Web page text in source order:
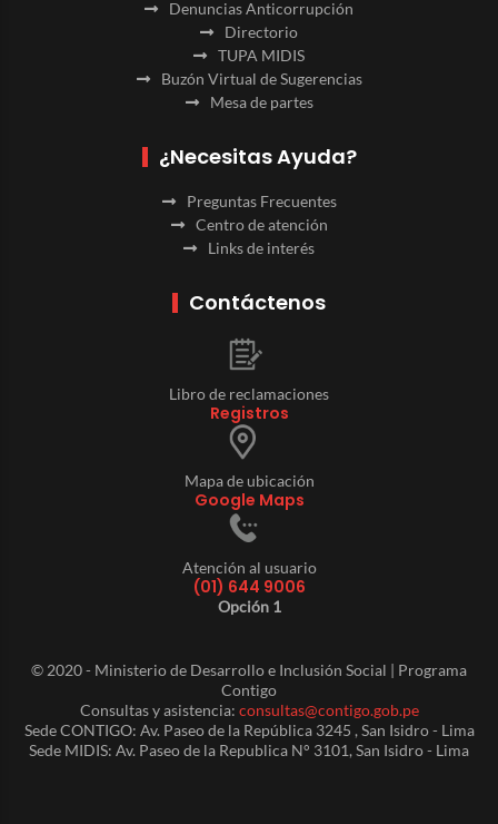
Denuncias Anticorrupción
Directorio
TUPA MIDIS
Buzón Virtual de Sugerencias
Mesa de partes
¿Necesitas Ayuda?
Preguntas Frecuentes
Centro de atención
Links de interés
Contáctenos
Libro de reclamaciones
Registros
Mapa de ubicación
Google Maps
Atención al usuario
(01) 644 9006
Opción 1
© 2020 - Ministerio de Desarrollo e Inclusión Social | Programa
Contigo
Consultas y asistencia: consultas@contigo.gob.pe
Sede CONTIGO: Av. Paseo de la República 3245 , San Isidro - Lima
Sede MIDIS: Av. Paseo de la Republica N° 3101, San Isidro - Lima